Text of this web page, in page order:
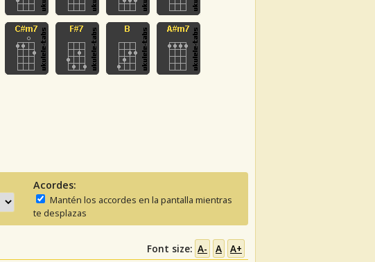
Acordes:
Mantén los accordes en la pantalla mientras
te desplazas
Font size: A- A A+